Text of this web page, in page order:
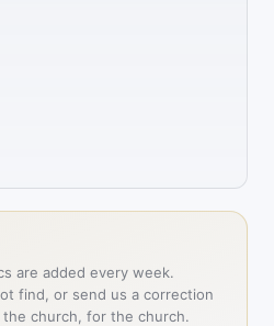
are added every week.
find, or send us a correction
church, for the church.